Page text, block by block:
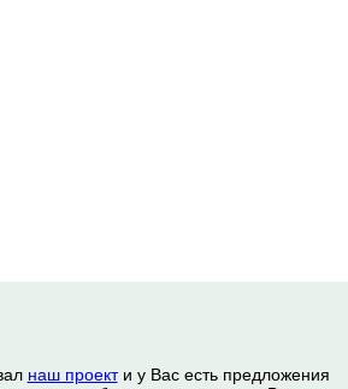
наш проекти у Вас есть предложения